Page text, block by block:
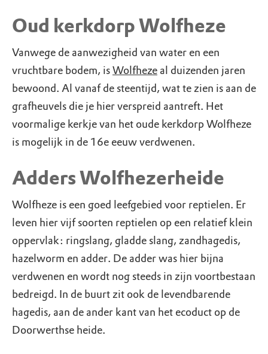
Oud kerkdorp Wolfheze
Vanwege de aanwezigheid van water en een
vruchtbare bodem, isWolfheze al duizenden jaren
bewoond. Al vanaf de steentijd, wat te zien is aan de
grafheuvels die je hier verspreid aantreft. Het
voormalige kerkje van het oude kerkdorp Wolfheze
is mogelijk in de 16e eeuw verdwenen.
Adders Wolfhezerheide
Wolfheze is een goed leefgebied voor reptielen. Er
leven hier vijf soorten reptielen op een relatief klein
oppervlak: ringslang, gladde slang, zandhagedis,
hazelworm en adder. De adder was hier bijna
verdwenen en wordt nog steeds in zijn voortbestaan
bedreigd. In de buurt zit ook de levendbarende
hagedis, aan de ander kant van het ecoduct op de
Doorwerthse heide.